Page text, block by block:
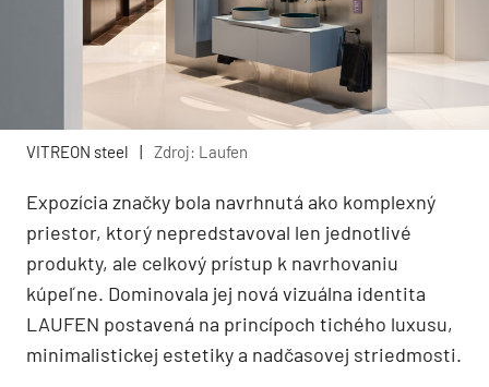
VITREON steel | Zdroj: Laufen
Expozícia značky bola navrhnutá ako komplexný
priestor, ktorý nepredstavoval len jednotlivé
produkty, ale celkový prístup k navrhovaniu
kúpeľne. Dominovala jej nová vizuálna identita
LAUFEN postavená na princípoch tichého luxusu,
minimalistickej estetiky a nadčasovej striedmosti.